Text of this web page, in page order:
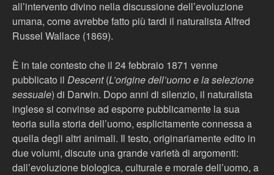
all’intervento divino nella discussione dell’evoluzione
umana, come avrebbe fatto più tardi il naturalista Alfred
Russel Wallace (1869).
È in tale contesto che il 24 febbraio 1871 venne
pubblicato il Descent(L’origine dell’uomo e la selezione
sessuale) di Darwin. Dopo anni di silenzio, il naturalista
inglese si convinse ad esporre pubblicamente la sua
teoria sulla storia dell’uomo, esplicitamente connessa a
quella degli altri animali. Il testo, originariamente edito in
due volumi, discute una grande varietà di argomenti:
dall’evoluzione biologica, culturale e morale dell’uomo, a